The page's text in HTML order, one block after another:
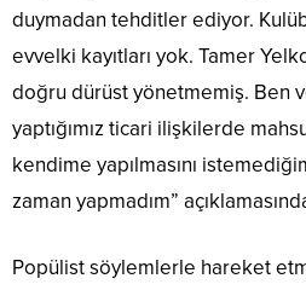
duymadan tehditler ediyor.
evvelki kayıtları yok. Tamer
doğru dürüst yönetmemiş. Ben
yaptığımız ticari ilişkilerde
kendime yapılmasını
zaman yapmadım”
Popülist söylemlerle hareket